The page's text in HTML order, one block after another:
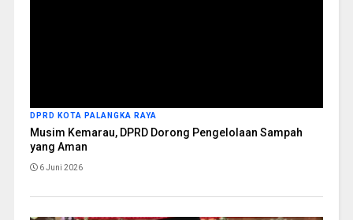
DPRD KOTA PALANGKA RAYA
Musim Kemarau, DPRD Dorong Pengelolaan Sampah
yang Aman
6 Juni 2026